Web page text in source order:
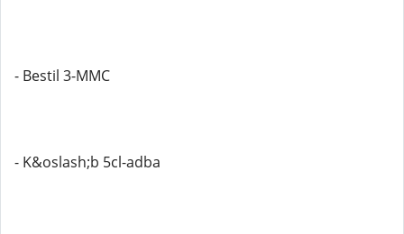
- Bestil 3-MMC
- K&oslash;b 5cl-adba